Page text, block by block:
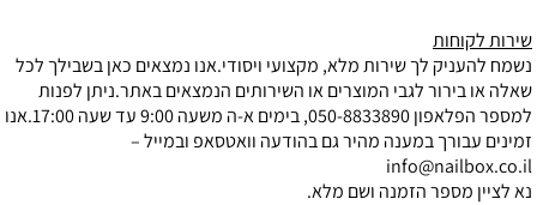
שירות לקוחות
נשמח להעניק לך שירות מלא, מקצועי ויסודי.אנו נמצאים כאן בשבילך לכל
שאלה או בירור לגבי המוצרים או השירותים הנמצאים באתר.ניתן לפנות
למספר הפלאפון050-8833890
, בימים א-ה משעה 9:00 עד שעה 17:00.אנו
זמינים עבורך במענה מהיר גם בהודעה וואטסאפ ובמייל –
info@nailbox.co.il
נא לציין מספר הזמנה ושם מלא.